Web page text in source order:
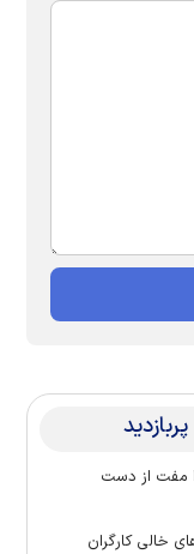
پربازدید
مفت از دست